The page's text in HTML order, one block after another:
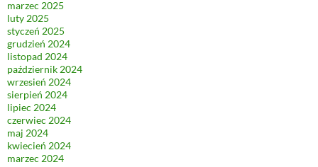
marzec 2025
luty 2025
styczeń 2025
grudzień 2024
listopad 2024
październik 2024
wrzesień 2024
sierpień 2024
lipiec 2024
czerwiec 2024
maj 2024
kwiecień 2024
marzec 2024